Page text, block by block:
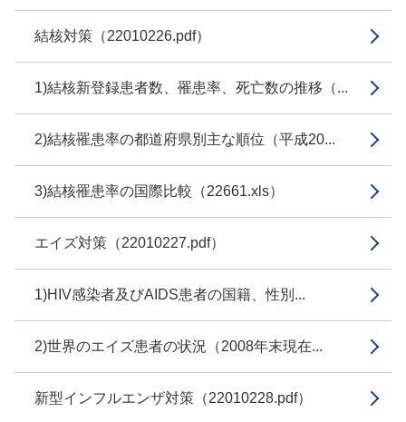
結核対策（22010226.pdf）
1)結核新登録患者数、罹患率、死亡数の推移（...
2)結核罹患率の都道府県別主な順位（平成20...
3)結核罹患率の国際比較（22661.xls）
エイズ対策（22010227.pdf）
1)HIV感染者及びAIDS患者の国籍、性別...
2)世界のエイズ患者の状況（2008年末現在...
新型インフルエンザ対策（22010228.pdf）